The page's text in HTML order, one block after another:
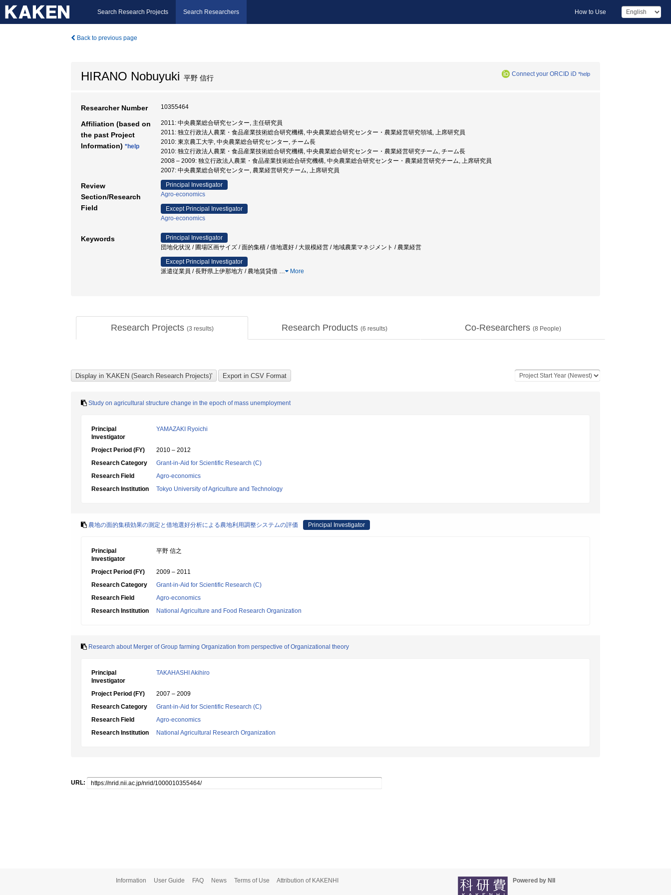
Search Research Projects Search Researchers How to Use
Back to previous page
HIRANO Nobuyuki 平野 信行 Connect your ORCID iD *help
Researcher Number 10355464
Affiliation (based on
the past Project
Information) *help
2011: 中央農業総合研究センター, 主任研究員
2011: 独立行政法人農業・食品産業技術総合研究機構, 中央農業総合研究センター・農業経営研究領域, 上席研究員
2010: 東京農工大学, 中央農業総合研究センター, チーム長
2010: 独立行政法人農業・食品産業技術総合研究機構, 中央農業総合研究センター・農業経営研究チーム, チーム長
2008 – 2009: 独立行政法人農業・食品産業技術総合研究機構, 中央農業総合研究センター・農業経営研究チーム, 上席研究員
2007: 中央農業総合研究センター, 農業経営研究チーム, 上席研究員
Review
Section/Research
Field
Principal Investigator
Agro-economics
Except Principal Investigator
Agro-economics
Keywords
Principal Investigator
団地化状況 / 圃場区画サイズ / 面的集積 / 借地選好 / 大規模経営 / 地域農業マネジメント / 農業経営
Except Principal Investigator
派遣従業員 / 長野県上伊那地方 / 農地賃貸借 … More
Research Projects (3 results) Research Products (6 results) Co-Researchers (8 People)
Study on agricultural structure change in the epoch of mass unemployment
Principal
Investigator
YAMAZAKI Ryoichi
Project Period (FY)
2010 – 2012
Research Category
Grant-in-Aid for Scientific Research (C)
Research Field
Agro-economics
Research Institution
Tokyo University of Agriculture and Technology
農地の面的集積効果の測定と借地選好分析による農地利用調整システムの評価 Principal Investigator
Principal
Investigator
平野 信之
Project Period (FY)
2009 – 2011
Research Category
Grant-in-Aid for Scientific Research (C)
Research Field
Agro-economics
Research Institution
National Agriculture and Food Research Organization
Research about Merger of Group farming Organization from perspective of Organizational theory
Principal
Investigator
TAKAHASHI Akihiro
Project Period (FY)
2007 – 2009
Research Category
Grant-in-Aid for Scientific Research (C)
Research Field
Agro-economics
Research Institution
National Agricultural Research Organization
URL:
Information User Guide FAQ News Terms of Use Attribution of KAKENHI Powered by NII